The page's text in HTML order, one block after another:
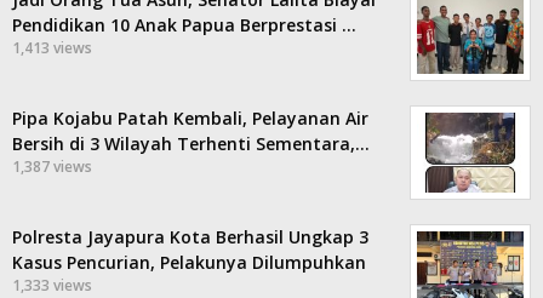
Pendidikan 10 Anak Papua Berprestasi …
1,413 views
Pipa Kojabu Patah Kembali, Pelayanan Air
Bersih di 3 Wilayah Terhenti Sementara,…
1,387 views
Polresta Jayapura Kota Berhasil Ungkap 3
Kasus Pencurian, Pelakunya Dilumpuhkan
1,333 views